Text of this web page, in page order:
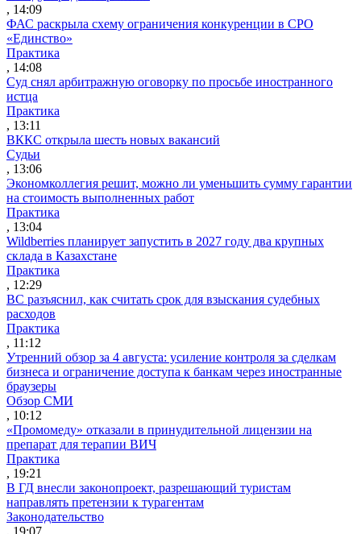
, 14:09
ФАС раскрыла схему ограничения конкуренции в СРО
«Единство»
Практика
, 14:08
Суд снял арбитражную оговорку по просьбе иностранного
истца
Практика
, 13:11
ВККС открыла шесть новых вакансий
Судьи
, 13:06
Экономколлегия решит, можно ли уменьшить сумму гарантии
на стоимость выполненных работ
Практика
, 13:04
Wildberries планирует запустить в 2027 году два крупных
склада в Казахстане
Практика
, 12:29
ВС разъяснил, как считать срок для взыскания судебных
расходов
Практика
, 11:12
Утренний обзор за 4 августа: усиление контроля за сделкам
бизнеса и ограничение доступа к банкам через иностранные
браузеры
Обзор СМИ
, 10:12
«Промомеду» отказали в принудительной лицензии на
препарат для терапии ВИЧ
Практика
, 19:21
В ГД внесли законопроект, разрешающий туристам
направлять претензии к турагентам
Законодательство
, 19:07